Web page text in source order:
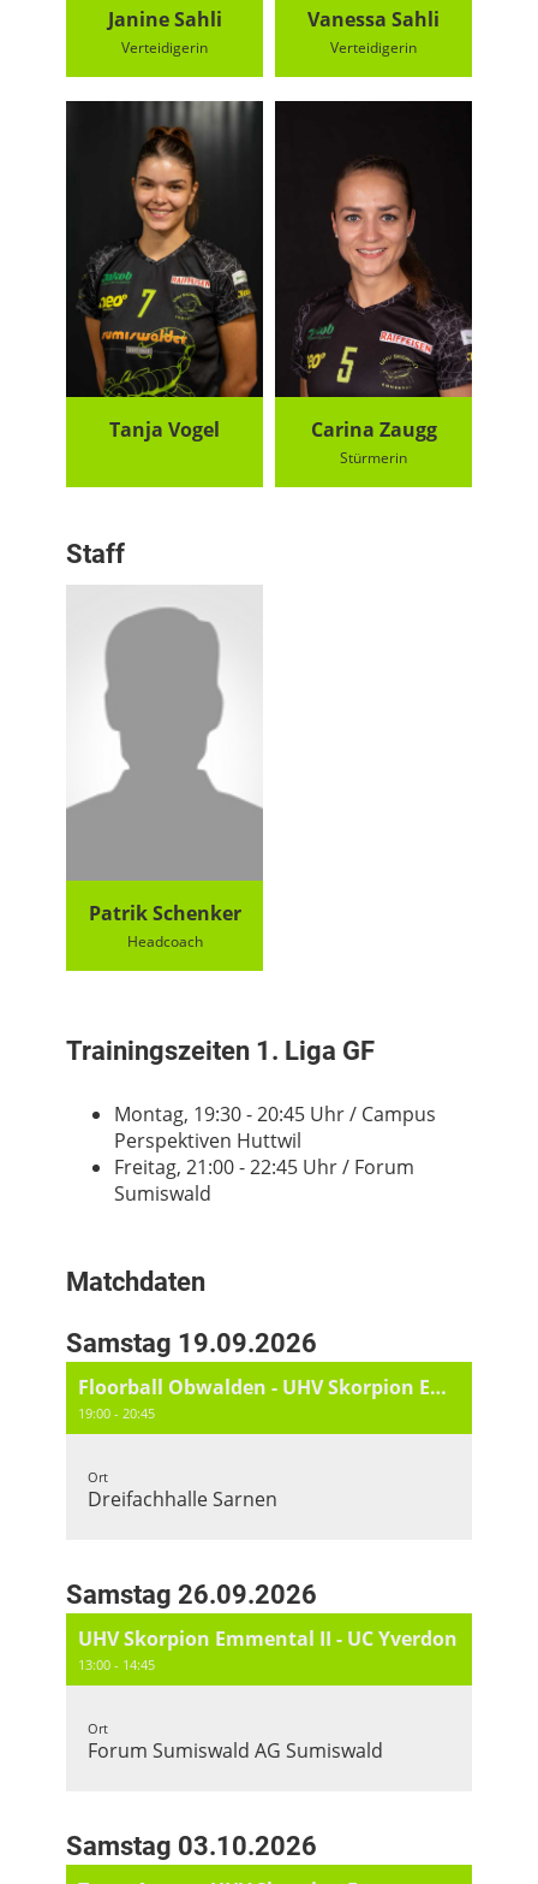
Janine Sahli
Verteidigerin
Vanessa Sahli
Verteidigerin
Tanja Vogel Carina Zaugg
Stürmerin
Staff
Patrik Schenker
Headcoach
Trainingszeiten 1. Liga GF
Montag, 19:30 - 20:45 Uhr / Campus
Perspektiven Huttwil
Freitag, 21:00 - 22:45 Uhr / Forum
Sumiswald
Matchdaten
Samstag 19.09.2026
Floorball Obwalden - UHV Skorpion Emmental II
19:00 - 20:45
Ort
Dreifachhalle Sarnen
Samstag 26.09.2026
UHV Skorpion Emmental II - UC Yverdon
13:00 - 14:45
Ort
Forum Sumiswald AG Sumiswald
Samstag 03.10.2026